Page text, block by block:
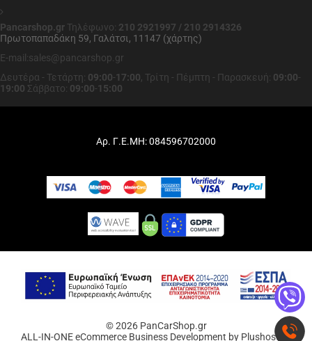
Pancarshop.gr Τηλέφωνο: 210 2921997 / 210 2914326
Πρωτοπαπαδάκη 59, Γαλάτσι, 11147 (χάρτης)
E-mail:sales@pancarshop.gr
Δευτέρα - Τετάρτη: 09:00-17:00, Τρίτη - Πέμπτη - Παρασκευή: 09:00-
19:00 Σάββατο: 09:00-15:00
Αρ. Γ.Ε.ΜΗ: 084596702000
© 2026 PanCarShop.gr
ALL-IN-ONE eCommerce Business Development by Plushost.gr